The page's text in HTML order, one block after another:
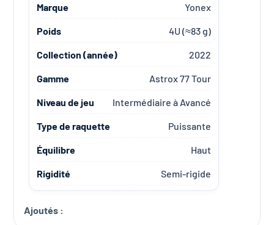
Marque Yonex
Poids 4U (≈83 g)
Collection (année) 2022
Gamme Astrox 77 Tour
Niveau de jeu Intermédiaire à Avancé
Type de raquette Puissante
Équilibre Haut
Rigidité Semi-rigide
Ajoutés :